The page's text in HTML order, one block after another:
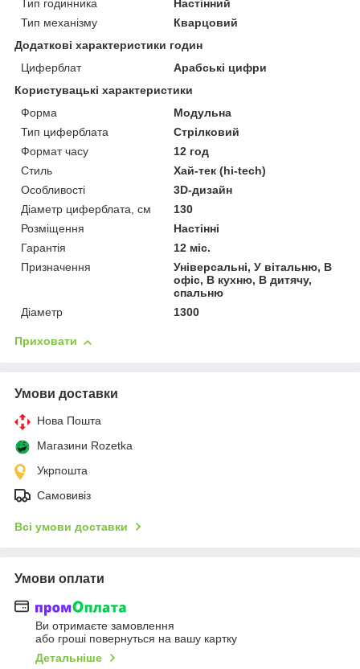
Тип годинника
Настінний
Тип механізму
Кварцовий
Додаткові характеристики годин
Циферблат
Арабські цифри
Користувацькі характеристики
Форма
Модульна
Тип циферблата
Стрілковий
Формат часу
12 год
Стиль
Хай-тек (hi-tech)
Особливості
3D-дизайн
Діаметр циферблата, см
130
Розміщення
Настінні
Гарантія
12 міс.
Призначення
Універсальні, У вітальню, В
офіс, В кухню, В дитячу,
спальню
Діаметр
1300
Приховати
Умови доставки
Нова Пошта
Магазини Rozetka
Укрпошта
Самовивіз
Всі умови доставки
Умови оплати
Ви отримаєте замовлення
або гроші повернуться на вашу картку
Детальніше